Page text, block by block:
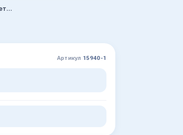
Щоденник обліку роботи рентгенодіагностичного відділення (кабінету), форма 039-5/о
Артикул 15940-1